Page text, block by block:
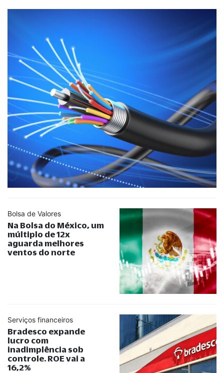
Bolsa de Valores
Na Bolsa do México, um
múltiplo de 12x
aguarda melhores
ventos do norte
Serviços financeiros
Bradesco expande
lucro com
inadimplência sob
controle. ROE vai a
16,2%